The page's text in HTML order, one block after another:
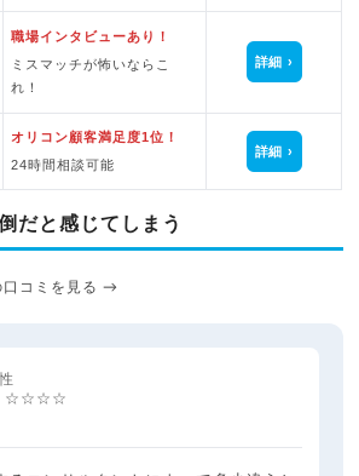
職場インタビューあり！
ミスマッチが怖いならこ
れ！
詳細
オリコン顧客満足度1位！
24時間相談可能
詳細
だと感じてしまう
コミを見る →
☆☆☆☆